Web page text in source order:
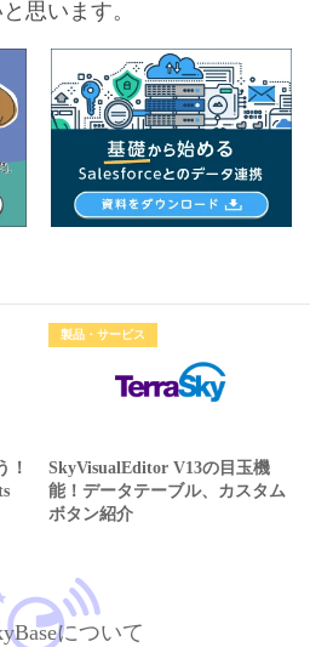
思います。
！
製品・サービス
SkyVisualEditor V13の目玉機
能！データテーブル、カスタム
ボタン紹介
について